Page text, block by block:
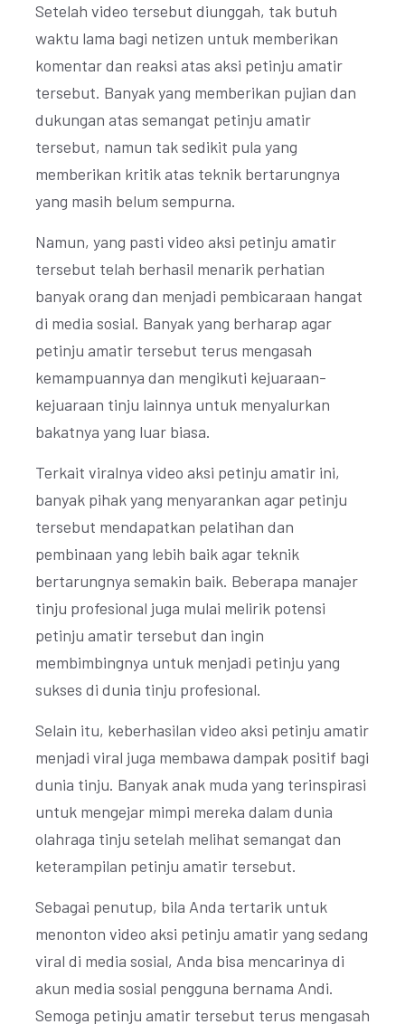
Setelah video tersebut diunggah, tak butuh
waktu lama bagi netizen untuk memberikan
komentar dan reaksi atas aksi petinju amatir
tersebut. Banyak yang memberikan pujian dan
dukungan atas semangat petinju amatir
tersebut, namun tak sedikit pula yang
memberikan kritik atas teknik bertarungnya
yang masih belum sempurna.
Namun, yang pasti video aksi petinju amatir
tersebut telah berhasil menarik perhatian
banyak orang dan menjadi pembicaraan hangat
di media sosial. Banyak yang berharap agar
petinju amatir tersebut terus mengasah
kemampuannya dan mengikuti kejuaraan-
kejuaraan tinju lainnya untuk menyalurkan
bakatnya yang luar biasa.
Terkait viralnya video aksi petinju amatir ini,
banyak pihak yang menyarankan agar petinju
tersebut mendapatkan pelatihan dan
pembinaan yang lebih baik agar teknik
bertarungnya semakin baik. Beberapa manajer
tinju profesional juga mulai melirik potensi
petinju amatir tersebut dan ingin
membimbingnya untuk menjadi petinju yang
sukses di dunia tinju profesional.
Selain itu, keberhasilan video aksi petinju amatir
menjadi viral juga membawa dampak positif bagi
dunia tinju. Banyak anak muda yang terinspirasi
untuk mengejar mimpi mereka dalam dunia
olahraga tinju setelah melihat semangat dan
keterampilan petinju amatir tersebut.
Sebagai penutup, bila Anda tertarik untuk
menonton video aksi petinju amatir yang sedang
viral di media sosial, Anda bisa mencarinya di
akun media sosial pengguna bernama Andi.
Semoga petinju amatir tersebut terus mengasah